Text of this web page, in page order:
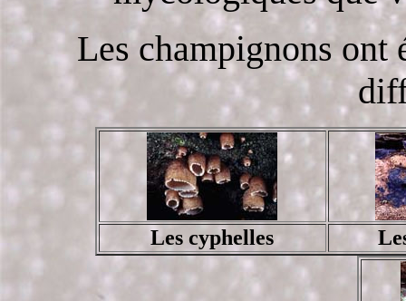
Les champignons ont
Les cyphelles